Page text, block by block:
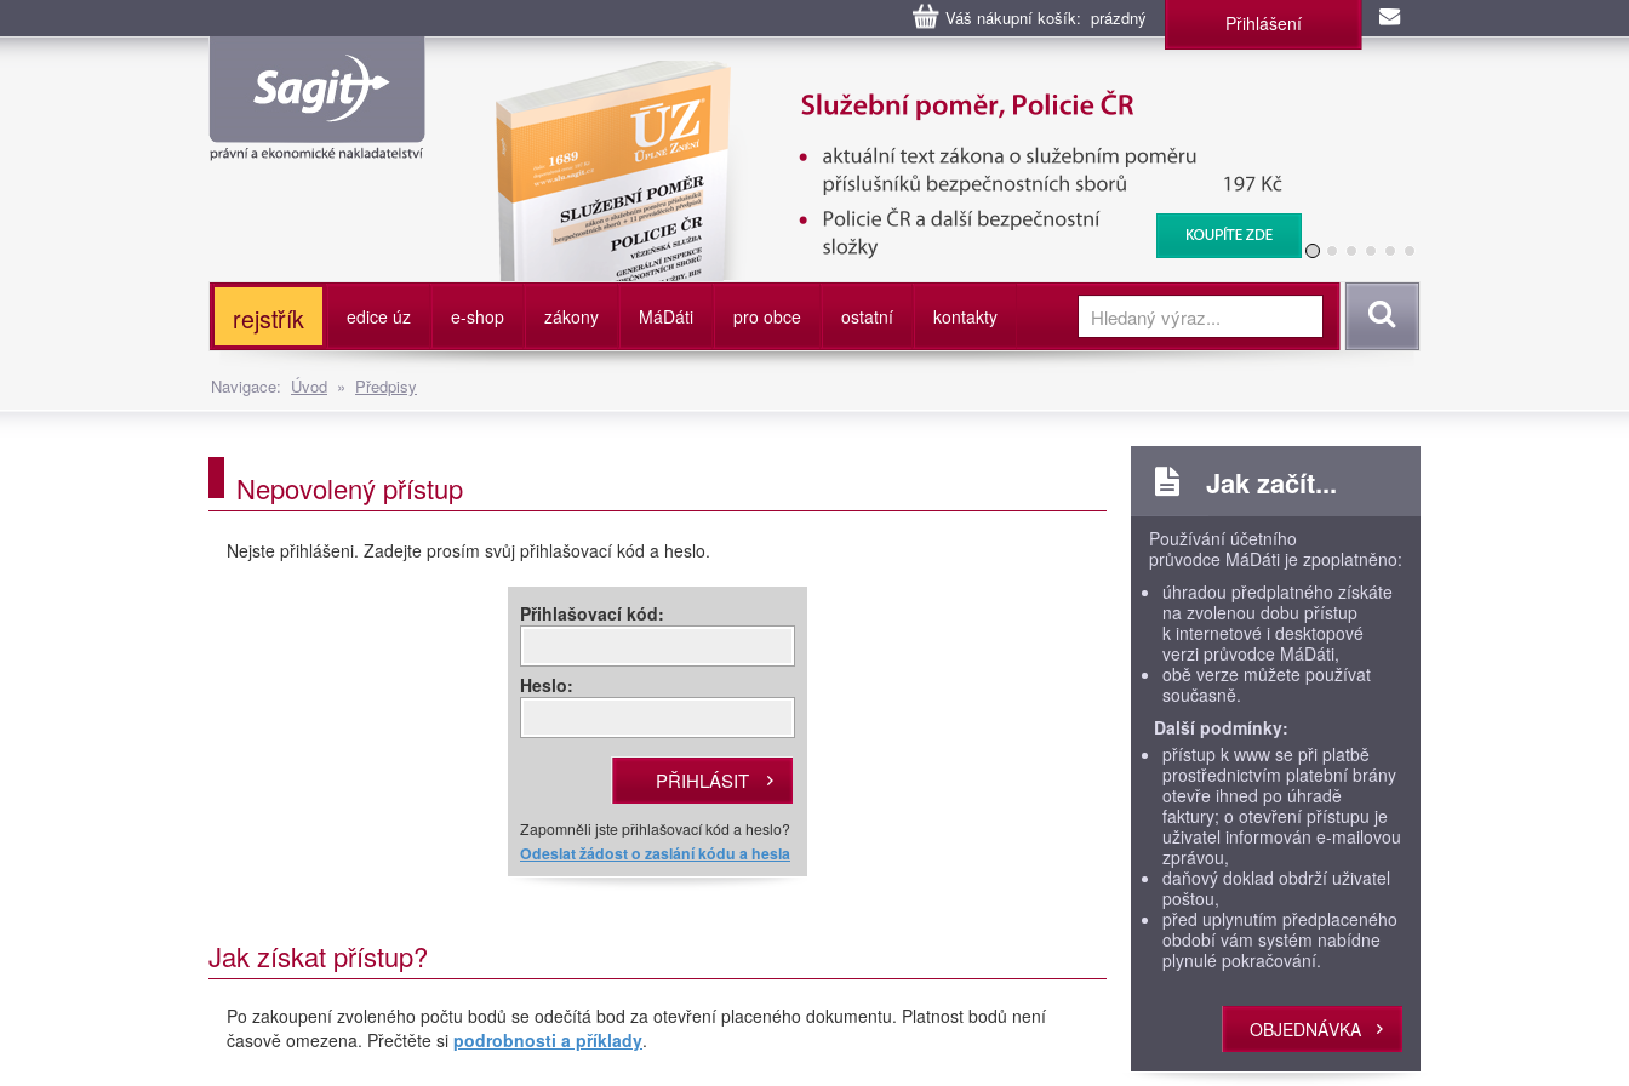
Váš nákupní košík: prázdný Přihlášení
Služební poměr příslušníků bezpečnostních sborů, Policie ČR, Vězeňská služba, BIS, Zpravodajské
služby
rejstřík edice úz e-shop zákony MáDáti pro obce ostatní kontakty Vyhledat
Navigace: Úvod » Předpisy
Nepovolený přístup
Nejste přihlášeni. Zadejte prosím svůj přihlašovací kód a heslo.
Přihlašovací kód:
Heslo:
Zapomněli jste přihlašovací kód a heslo?
Odeslat žádost o zaslání kódu a hesla
Jak získat přístup?
Po zakoupení zvoleného počtu bodů se odečítá bod za otevření placeného dokumentu. Platnost bodů není
časově omezena. Přečtěte si podrobnosti a příklady.
Jak začít...
Používání účetního
průvodce MáDáti je zpoplatněno:
úhradou předplatného získáte
na zvolenou dobu přístup
k internetové i desktopové
verzi průvodce MáDáti,
obě verze můžete používat
současně.
Další podmínky:
přístup k www se při platbě
prostřednictvím platební brány
otevře ihned po úhradě
faktury; o otevření přístupu je
uživatel informován e-mailovou
zprávou,
daňový doklad obdrží uživatel
poštou,
před uplynutím předplaceného
období vám systém nabídne
plynulé pokračování.
OBJEDNÁVKA